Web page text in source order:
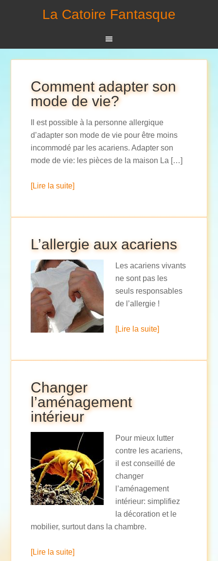
La Catoire Fantasque
Comment adapter son
mode de vie?
Il est possible à la personne allergique
d’adapter son mode de vie pour être moins
incommodé par les acariens. Adapter son
mode de vie: les pièces de la maison La […]
[Lire la suite]
L’allergie aux acariens
Les acariens vivants
ne sont pas les
seuls responsables
de l’allergie !
[Lire la suite]
Changer
l’aménagement
intérieur
Pour mieux lutter
contre les acariens,
il est conseillé de
changer
l’aménagement
intérieur: simplifiez
la décoration et le
mobilier, surtout dans la chambre.
[Lire la suite]